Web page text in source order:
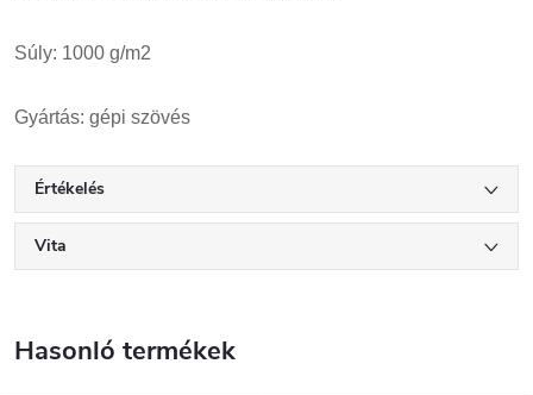
Súly: 1000 g/m2
Gyártás: gépi szövés
Értékelés
Vita